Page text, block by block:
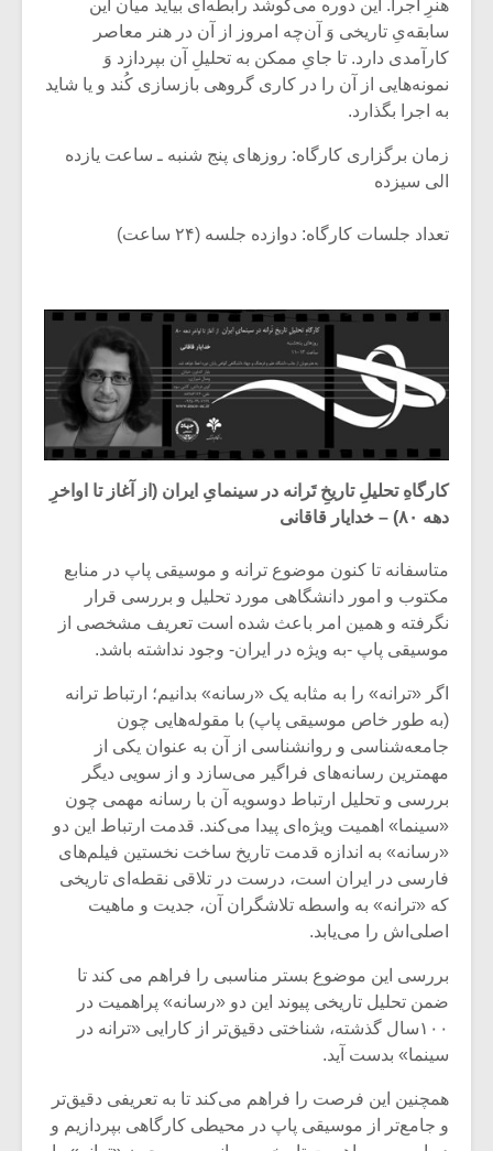
هنرِ اجرا. این دوره می‌کوشد رابطه‌ای بیاید میان این
سابقه‌یِ تاریخی وَ آن‌چه امروز از آن در هنر معاصر
کارآمدی دارد. تا جایِ ممکن به تحلیلِ آن بپردازد وَ
نمونه‌هایی از آن را در کاری گروهی بازسازی کُند و یا شاید
به اجرا بگذارد.
زمان برگزاری کارگاه: روزهای پنج‌ شنبه ـ ساعت یازده
الی سیزده
تعداد جلسات کارگاه: دوازده جلسه (۲۴ ساعت)
کارگاهِ تحلیلِ تاریخِ تَرانه در سینمایِ ایران (از آغاز تا اواخرِ
دهه ۸۰) – خدایار قاقانی
متاسفانه تا کنون موضوع ترانه و موسیقی پاپ در منابع
مکتوب و امور دانشگاهی مورد تحلیل و بررسی قرار
نگرفته و همین امر باعث شده است تعریف مشخصی از
موسیقی پاپ -به ویژه در ایران- وجود نداشته باشد.
اگر «ترانه» را به مثابه یک «رسانه» بدانیم؛ ارتباط ترانه
(به طور خاص موسیقی پاپ) با مقوله‌هایی چون
جامعه‌شناسی و روانشناسی از آن به عنوان یکی از
مهمترین رسانه‌های فراگیر می‌سازد و از سویی دیگر
بررسی و تحلیل ارتباط دوسویه آن با رسانه مهمی چون
«سینما» اهمیت ویژه‌ای پیدا می‌کند. قدمت ارتباط این دو
«رسانه» به اندازه قدمت تاریخ ساخت نخستین فیلم‌های
فارسی در ایران است، درست در تلاقی نقطه‌ای تاریخی
که «ترانه» به واسطه تلاشگران آن، جدیت و ماهیت
اصلی‌اش را می‌یابد.
بررسی این موضوع بستر مناسبی را فراهم می کند تا
ضمن تحلیل تاریخی پیوند این دو «رسانه» پراهمیت در
۱۰۰سال گذشته، شناختی دقیق‌تر از کارایی «ترانه در
سینما» بدست آید.
همچنین این فرصت را فراهم می‌کند تا به تعریفی دقیق‌تر
و جامع‌تر از موسیقی پاپ در محیطی کارگاهی بپردازیم و